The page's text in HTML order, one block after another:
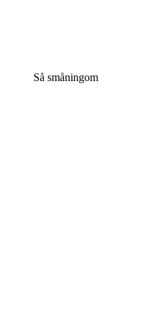
Så småningom